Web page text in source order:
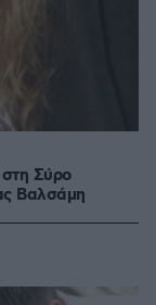
στη Σύρο
Βαλσάμη